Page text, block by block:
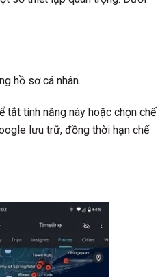
hồ sơ cá nhân.
tắt tính năng này hoặc chọn chế
lưu trữ, đồng thời hạn chế